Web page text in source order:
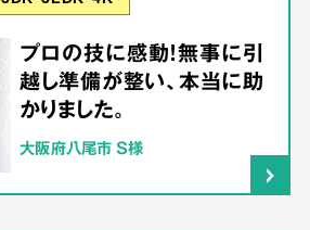
プロの技に感動！無事に引
越し準備が整い、本当に助
かりました。
大阪府八尾市 S様